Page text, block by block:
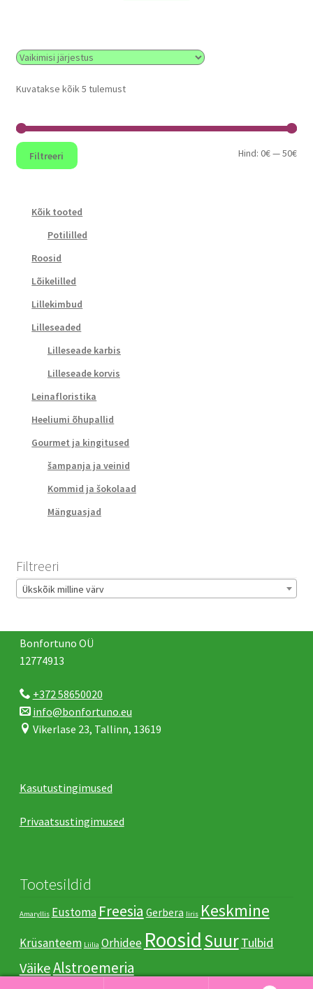
Kuvatakse kõik 5 tulemust
Filtreeri Hind:0€—50€
Kõik tooted
Potililled
Roosid
Lõikelilled
Lillekimbud
Lilleseaded
Lilleseade karbis
Lilleseade korvis
Leinafloristika
Heeliumi õhupallid
Gourmet ja kingitused
šampanja ja veinid
Kommid ja šokolaad
Mänguasjad
Filtreeri
Ükskõik milline värv
Bonfortuno OÜ
12774913
+372 58650020
info@bonfortuno.eu
Vikerlase 23, Tallinn, 13619
Kasutustingimused
Privaatsustingimused
Tootesildid
Amaryllis Eustoma Freesia Gerbera Iiris Keskmine
Krüsanteem Liilia Orhidee RoosidSuurTulbid
VäikeАlstroemeria